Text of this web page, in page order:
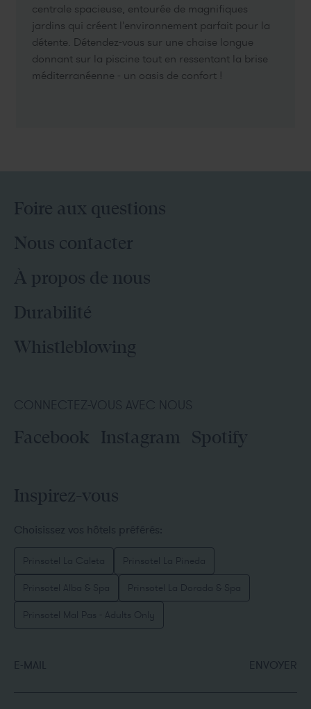
centrale spacieuse, entourée de magnifiques
jardins qui créent l'environnement parfait pour la
détente. Détendez-vous sur une chaise longue
donnant sur la piscine tout en ressentant la brise
méditerranéenne - un oasis de confort !
Foire aux questions
Nous contacter
À propos de nous
Durabilité
Whistleblowing
CONNECTEZ-VOUS AVEC NOUS
Facebook Instagram Spotify
Inspirez-vous
Choisissez vos hôtels préférés:
Prinsotel La Caleta Prinsotel La Pineda
Prinsotel Alba & Spa Prinsotel La Dorada & Spa
Prinsotel Mal Pas - Adults Only
E-MAIL ENVOYER